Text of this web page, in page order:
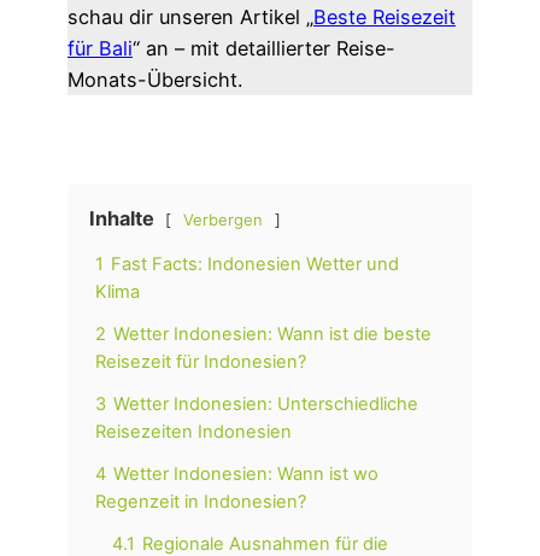
schau dir unseren Artikel „Beste Reisezeit
für Bali“ an – mit detaillierter Reise-
Monats-Übersicht.
Inhalte Verbergen
1 Fast Facts: Indonesien Wetter und
Klima
2 Wetter Indonesien: Wann ist die beste
Reisezeit für Indonesien?
3 Wetter Indonesien: Unterschiedliche
Reisezeiten Indonesien
4 Wetter Indonesien: Wann ist wo
Regenzeit in Indonesien?
4.1 Regionale Ausnahmen für die